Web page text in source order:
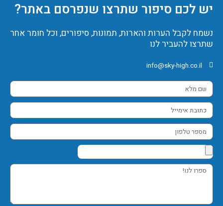
יש לכם סיפור שתרצו שנפרסם באתר?
נשמח לקבל הערות והארות, תמונות, סיפורים, וכל חומר אחר
שתרצו להעביר לנו
info@sky-high.co.il
שם
מלא
כתובת
אימייל
מספר
טלפון
ספרו